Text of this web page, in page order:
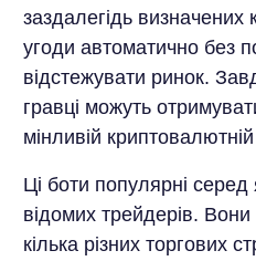
заздалегідь визначених
угоди автоматично без
відстежувати ринок.
гравці можуть
мінливій
Ці боти популярні серед
відомих трейдерів.
кілька різних торгових